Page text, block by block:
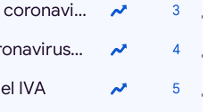
Síntomas del coronavirus
Casos de coronavirus en Colombia
IVA